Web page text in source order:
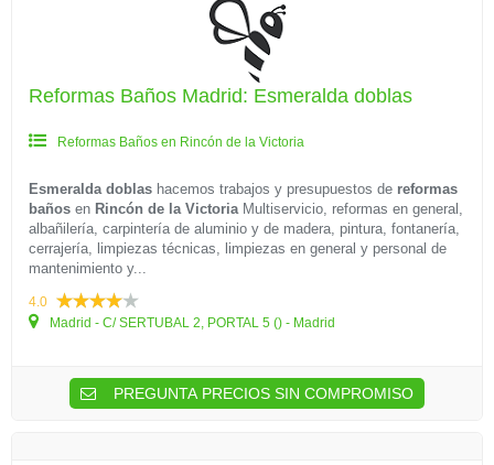
Reformas Baños Madrid: Esmeralda doblas
Reformas Baños en Rincón de la Victoria
Esmeralda doblas hacemos trabajos y presupuestos de reformas
baños en Rincón de la VictoriaMultiservicio, reformas en general,
albañilería, carpintería de aluminio y de madera, pintura, fontanería,
cerrajería, limpiezas técnicas, limpiezas en general y personal de
mantenimiento y...
4.0
Madrid - C/ SERTUBAL 2, PORTAL 5 () - Madrid
PREGUNTA PRECIOS SIN COMPROMISO